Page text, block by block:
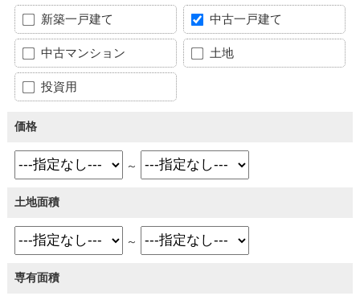
新築一戸建て 中古一戸建て
中古マンション 土地
投資用
価格
～
土地面積
～
専有面積